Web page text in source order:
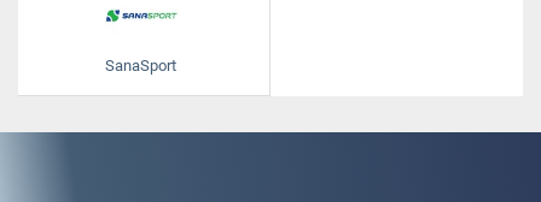
SanaSport